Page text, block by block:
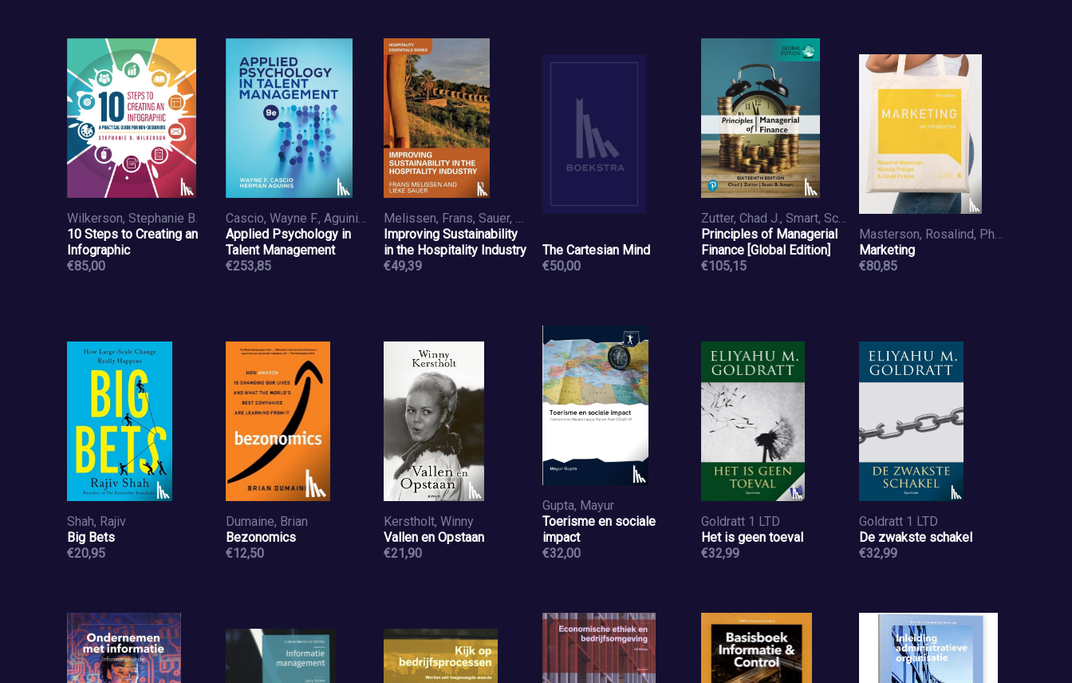
Wilkerson, Stephanie B.
10 Steps to Creating an
Infographic
€85,00
Cascio, Wayne F., Aguinis, Herman
Applied Psychology in
Talent Management
€253,85
Melissen, Frans, Sauer, Lieke
Improving Sustainability
in the Hospitality Industry
€49,39
The Cartesian Mind
€50,00
Zutter, Chad J., Smart, Scott
Principles of Managerial
Finance [Global Edition]
€105,15
Masterson, Rosalind, Phillips, Nichola, Pickton, David
Marketing
€80,85
Shah, Rajiv
Big Bets
€20,95
Dumaine, Brian
Bezonomics
€12,50
Kerstholt, Winny
Vallen en Opstaan
€21,90
Gupta, Mayur
Toerisme en sociale
impact
€32,00
Goldratt 1 LTD
Het is geen toeval
€32,99
Goldratt 1 LTD
De zwakste schakel
€32,99